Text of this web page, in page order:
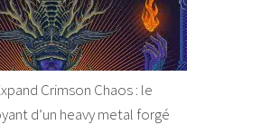
Crimson Chaos : le
d’un heavy metal forgé